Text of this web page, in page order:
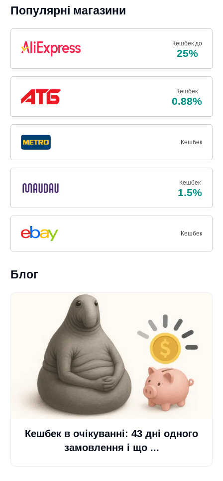
Популярні магазини
Кешбек до
25%
Кешбек
0.88%
Кешбек
Кешбек
1.5%
Кешбек
Блог
Кешбек в очікуванні: 43 дні одного
замовлення і що ...